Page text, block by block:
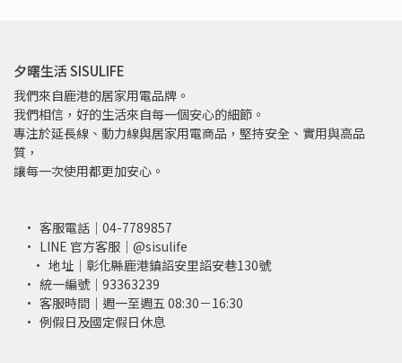
夕曙生活 SISULIFE
我們來自鹿港的居家用電品牌。
我們相信，好的生活來自每一個安心的細節。
專注於延長線、動力線與居家用電商品，堅持安全、實用與高品
質，
讓每一次使用都更加安心。
客服電話｜04-7789857
LINE 官方客服｜@sisulife
地址｜彰化縣鹿港鎮詔安里詔安巷130號
統一編號｜93363239
客服時間｜週一至週五 08:30－16:30
例假日及國定假日休息